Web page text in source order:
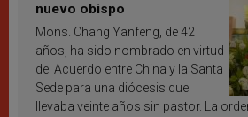
nuevo obispo
Mons. Chang Yanfeng, de 42
años, ha sido nombrado en virtud
del Acuerdo entre China y la Santa
Sede para una diócesis que
llevaba veinte años sin pastor. La